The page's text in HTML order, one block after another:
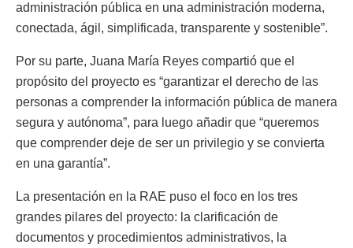
administración pública en una administración moderna,
conectada, ágil, simplificada, transparente y sostenible”.
Por su parte, Juana María Reyes compartió que el
propósito del proyecto es “garantizar el derecho de las
personas a comprender la información pública de manera
segura y autónoma”, para luego añadir que “queremos
que comprender deje de ser un privilegio y se convierta
en una garantía”.
La presentación en la RAE puso el foco en los tres
grandes pilares del proyecto: la clarificación de
documentos y procedimientos administrativos, la